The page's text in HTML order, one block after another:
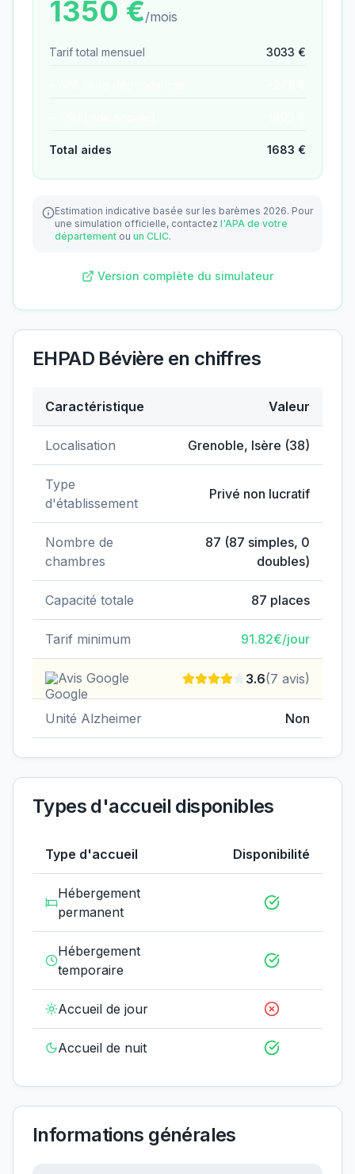
1350 €/mois
Tarif total mensuel 3033 €
Total aides 1683 €
Estimation indicative basée sur les barèmes 2026. Pour
une simulation officielle, contactez l'APA de votre
département ou un CLIC.
Version complète du simulateur
EHPAD Bévière en chiffres
Caractéristique Valeur
Localisation Grenoble, Isère (38)
Type
d'établissement
Privé non lucratif
Nombre de
chambres
87 (87 simples, 0
doubles)
Capacité totale 87 places
Tarif minimum 91.82€/jour
Avis Google 3.6(7 avis)
Unité Alzheimer Non
Types d'accueil disponibles
Type d'accueil Disponibilité
Hébergement
permanent
Hébergement
temporaire
Accueil de jour
Accueil de nuit
Informations générales